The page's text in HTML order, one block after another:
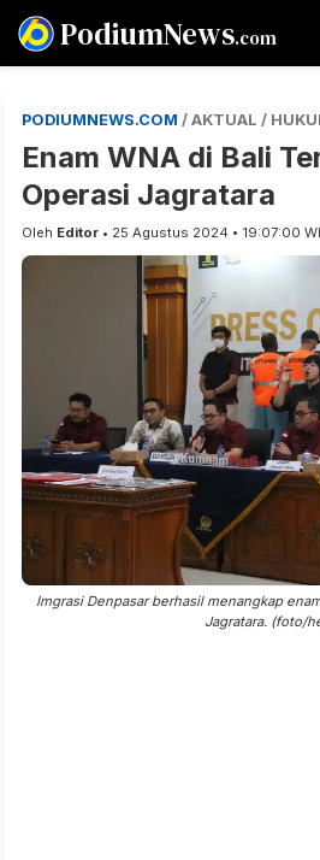
PodiumNews.com
PODIUMNEWS.COM / AKTUAL /
Enam WNA di Bali
Operasi Jagratara
Oleh Editor • 25 Agustus 2024 • 19:07:00
Imgrasi Denpasar berhasil menangkap
Jagratara. (foto/